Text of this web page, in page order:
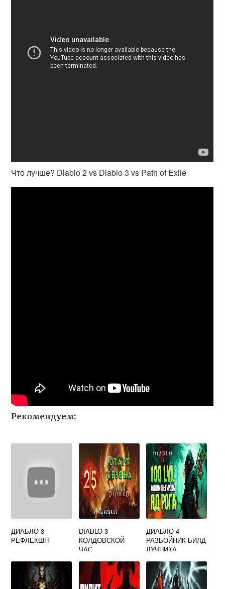
Что лучше? Diablo 2 vs Diablo 3 vs Path of Exile
Рекомендуем:
ДИАБЛО 3
РЕФЛЕКШН
DIABLO 3
КОЛДОВСКОЙ
ЧАС
ДИАБЛО 4
РАЗБОЙНИК БИЛД
ЛУЧНИКА